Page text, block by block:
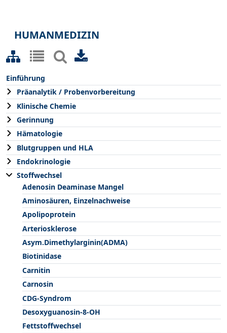
HUMANMEDIZIN
Einführung
Präanalytik / Probenvorbereitung
Klinische Chemie
Gerinnung
Hämatologie
Blutgruppen und HLA
Endokrinologie
Stoffwechsel
Adenosin Deaminase Mangel
Aminosäuren, Einzelnachweise
Apolipoprotein
Arteriosklerose
Asym.Dimethylarginin(ADMA)
Biotinidase
Carnitin
Carnosin
CDG-Syndrom
Desoxyguanosin-8-OH
Fettstoffwechsel